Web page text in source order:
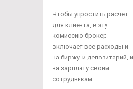
Чтобы упростить расчет
для клиента, в эту
комиссию брокер
включает все расходы и
на биржу, и депозитарий, и
на зарплату своим
сотрудникам.